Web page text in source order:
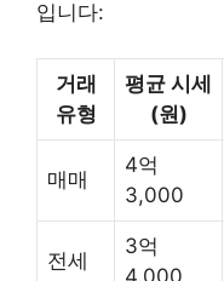
입니다:
거래
유형
평균 시세
(원)
매매
4억
3,000
전세
3억